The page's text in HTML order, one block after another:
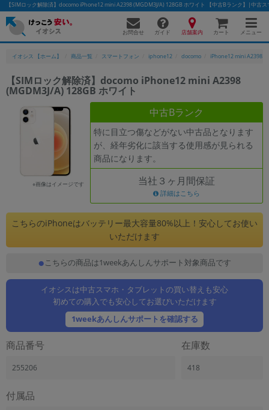
【SIMロック解除済】docomo iPhone12 mini A2398 (MGDM3J/A) 128GB ホワイト 【中古Bランク】|中古
お問合せ ガイド 店舗案内 カート メニュー
イオシス 【ホーム】 商品一覧 スマートフォン iphone12 docomo iPhone12 mini A2398
【SIMロック解除済】docomo iPhone12 mini A2398
(MGDM3J/A) 128GB ホワイト
※画像はイメージです
中古Bランク
特に目立つ傷などがない中古品となります
が、経年劣化に該当する使用感が見られる
商品になります。
当社３ヶ月間保証
詳細はこちら
こちらのiPhoneはバッテリー最大容量80%以上！安心してお使い
いただけます
こちらの商品は1weekあんしんサポート対象商品です
イオシスは中古スマホ・タブレットの買い替えも安心
初めての購入でも安心してお選びいただけます
1weekあんしんサポートを確認する
商品番号
255206
在庫数
418
付属品
かんたんパソコン検索に切り替える
フリーワード
人気の検索ワード： Let's note
「スマートフォン」「タブレット」など
シリーズ
商品シリーズ名・ブランド名の絞り込み。
メーカー
製造、販売メーカーの絞り込み
「Apple」「SONY」「SHARP」など
商品の搭載機能による絞り込み
ドライブの絞り込み